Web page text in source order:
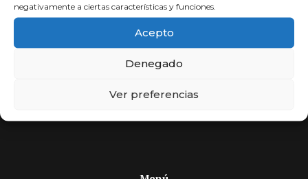
negativamente a ciertas características y funciones.
Acepto
Denegado
Ver preferencias
Abogados a
Porcentaje
Si usted no cobra, nosotros tampoco. Más de 30 años
de experiencia, expertos en encontrar soluciones.